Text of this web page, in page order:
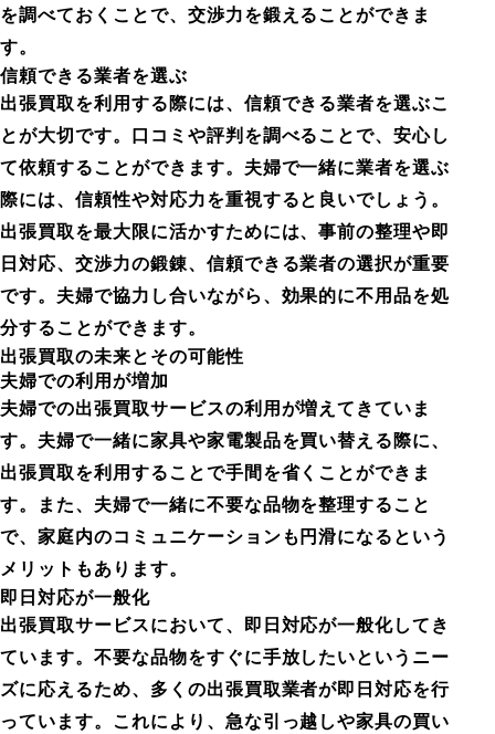
を調べておくことで、交渉力を鍛えることができま
す。
信頼できる業者を選ぶ
出張買取を利用する際には、信頼できる業者を選ぶこ
とが大切です。口コミや評判を調べることで、安心し
て依頼することができます。夫婦で一緒に業者を選ぶ
際には、信頼性や対応力を重視すると良いでしょう。
出張買取を最大限に活かすためには、事前の整理や即
日対応、交渉力の鍛錬、信頼できる業者の選択が重要
です。夫婦で協力し合いながら、効果的に不用品を処
分することができます。
出張買取の未来とその可能性
夫婦での利用が増加
夫婦での出張買取サービスの利用が増えてきていま
す。夫婦で一緒に家具や家電製品を買い替える際に、
出張買取を利用することで手間を省くことができま
す。また、夫婦で一緒に不要な品物を整理すること
で、家庭内のコミュニケーションも円滑になるという
メリットもあります。
即日対応が一般化
出張買取サービスにおいて、即日対応が一般化してき
ています。不要な品物をすぐに手放したいというニー
ズに応えるため、多くの出張買取業者が即日対応を行
っています。これにより、急な引っ越しや家具の買い